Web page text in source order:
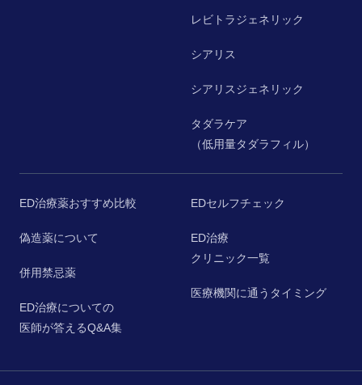
レビトラジェネリック
シアリス
シアリスジェネリック
タダラケア
（低用量タダラフィル）
ED治療薬おすすめ比較
偽造薬について
併用禁忌薬
ED治療についての
医師が答えるQ&A集
EDセルフチェック
ED治療
クリニック一覧
医療機関に通うタイミング